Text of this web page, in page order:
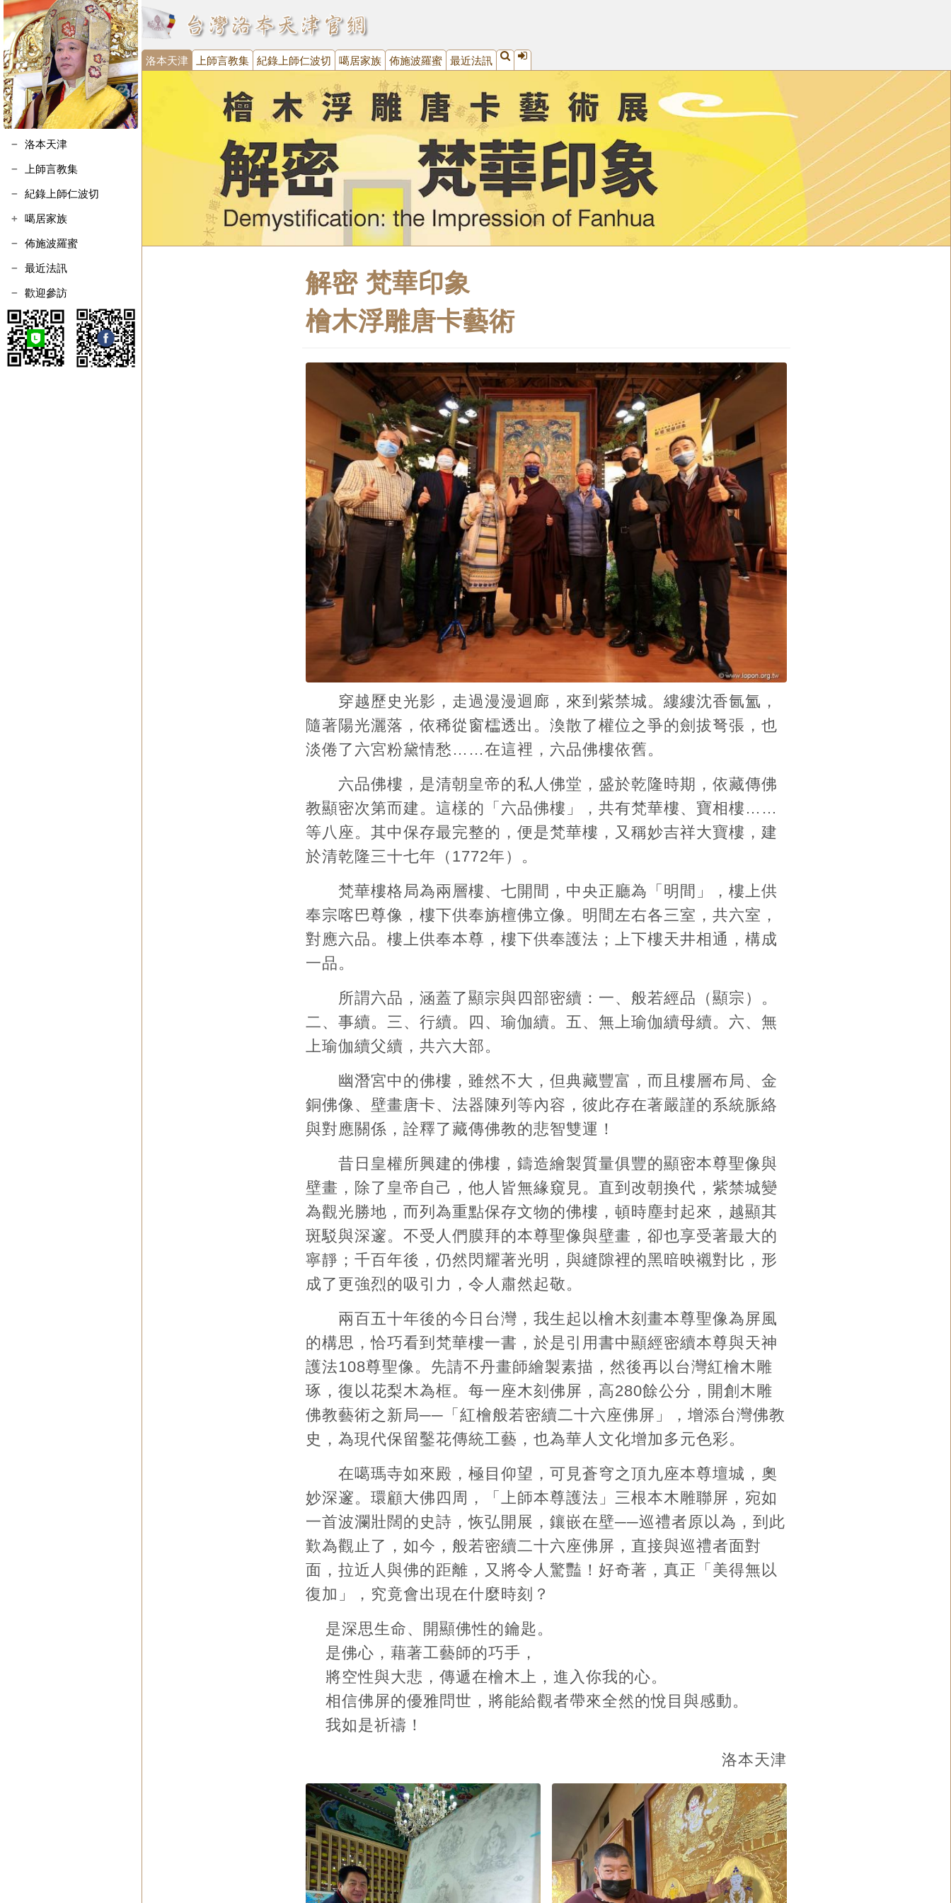
洛本天津
上師言教集
紀錄上師仁波切
噶居家族
噶瑪寺執事會
噶瑪寺金剛護法會
台灣噶瑪噶居協進會
噶瑪寺弘法委員會
噶瑪寺台北祖菩道場
噶瑪寺台南瑪爾巴道
佈施波羅蜜
最近法訊
歡迎參訪
洛本天津 上師言教集 紀錄上師仁波切 噶居家族 佈施波羅蜜 最近法訊
解密 梵華印象
檜木浮雕唐卡藝術
穿越歷史光影，走過漫漫迴廊，來到紫禁城。縷縷沈香氤氳，
隨著陽光灑落，依稀從窗櫺透出。渙散了權位之爭的劍拔弩張，也
淡倦了六宮粉黛情愁……在這裡，六品佛樓依舊。
六品佛樓，是清朝皇帝的私人佛堂，盛於乾隆時期，依藏傳佛
教顯密次第而建。這樣的「六品佛樓」，共有梵華樓、寶相樓……
等八座。其中保存最完整的，便是梵華樓，又稱妙吉祥大寶樓，建
於清乾隆三十七年（1772年）。
梵華樓格局為兩層樓、七開間，中央正廳為「明間」，樓上供
奉宗喀巴尊像，樓下供奉旃檀佛立像。明間左右各三室，共六室，
對應六品。樓上供奉本尊，樓下供奉護法；上下樓天井相通，構成
一品。
所謂六品，涵蓋了顯宗與四部密續：一、般若經品（顯宗）。
二、事續。三、行續。四、瑜伽續。五、無上瑜伽續母續。六、無
上瑜伽續父續，共六大部。
幽潛宮中的佛樓，雖然不大，但典藏豐富，而且樓層布局、金
銅佛像、壁畫唐卡、法器陳列等內容，彼此存在著嚴謹的系統脈絡
與對應關係，詮釋了藏傳佛教的悲智雙運！
昔日皇權所興建的佛樓，鑄造繪製質量俱豐的顯密本尊聖像與
壁畫，除了皇帝自己，他人皆無緣窺見。直到改朝換代，紫禁城變
為觀光勝地，而列為重點保存文物的佛樓，頓時塵封起來，越顯其
斑駁與深邃。不受人們膜拜的本尊聖像與壁畫，卻也享受著最大的
寧靜；千百年後，仍然閃耀著光明，與縫隙裡的黑暗映襯對比，形
成了更強烈的吸引力，令人肅然起敬。
兩百五十年後的今日台灣，我生起以檜木刻畫本尊聖像為屏風
的構思，恰巧看到梵華樓一書，於是引用書中顯經密續本尊與天神
護法108尊聖像。先請不丹畫師繪製素描，然後再以台灣紅檜木雕
琢，復以花梨木為框。每一座木刻佛屏，高280餘公分，開創木雕
佛教藝術之新局──「紅檜般若密續二十六座佛屏」，增添台灣佛教
史，為現代保留鑿花傳統工藝，也為華人文化增加多元色彩。
在噶瑪寺如來殿，極目仰望，可見蒼穹之頂九座本尊壇城，奧
妙深邃。環顧大佛四周，「上師本尊護法」三根本木雕聯屏，宛如
一首波瀾壯闊的史詩，恢弘開展，鑲嵌在壁──巡禮者原以為，到此
歎為觀止了，如今，般若密續二十六座佛屏，直接與巡禮者面對
面，拉近人與佛的距離，又將令人驚豔！好奇著，真正「美得無以
復加」，究竟會出現在什麼時刻？
是深思生命、開顯佛性的鑰匙。
是佛心，藉著工藝師的巧手，
將空性與大悲，傳遞在檜木上，進入你我的心。
相信佛屏的優雅問世，將能給觀者帶來全然的悅目與感動。
我如是祈禱！
洛本天津